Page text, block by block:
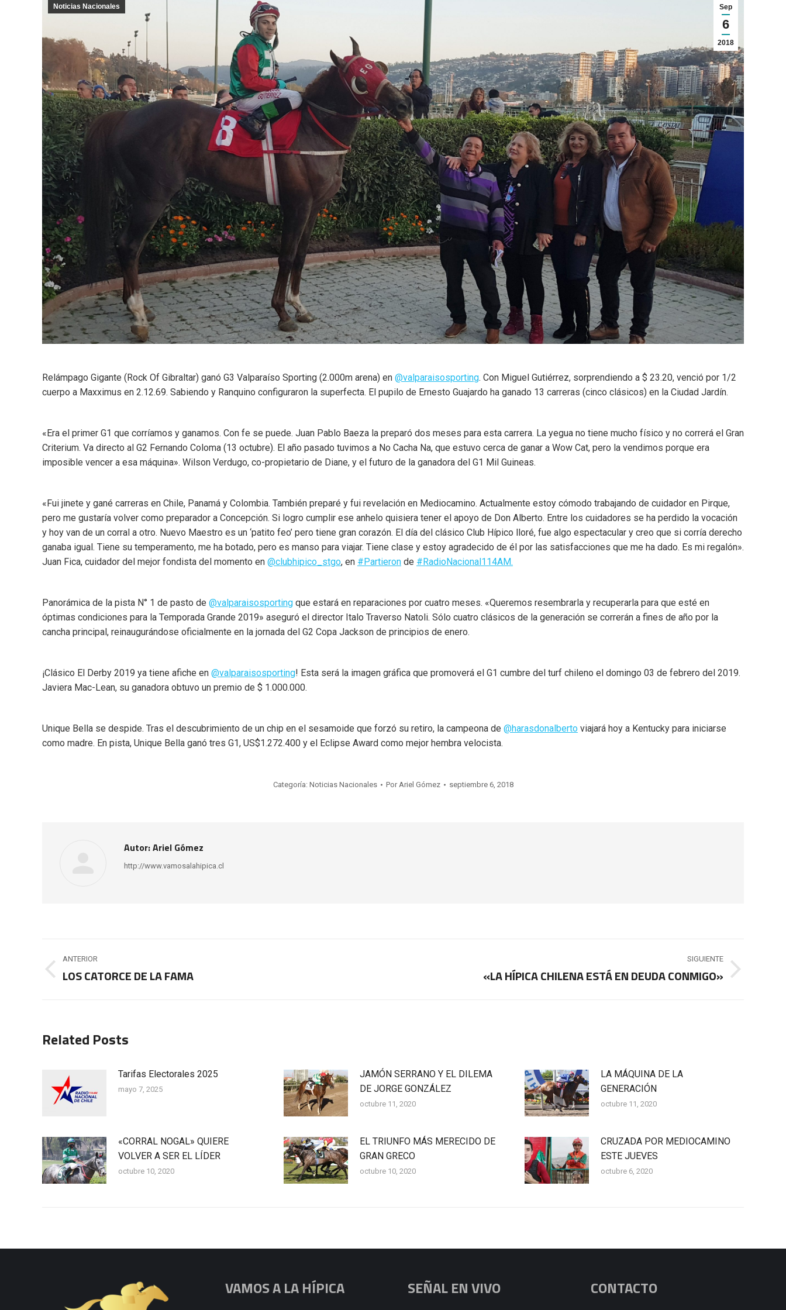
Sep
6
2018
Noticias Nacionales
Relámpago Gigante (Rock Of Gibraltar) ganó G3 Valparaíso Sporting (2.000m arena) en @valparaisosporting. Con Miguel Gutiérrez, sorprendiendo a $ 23.20, venció por 1/2
cuerpo a Maxximus en 2.12.69. Sabiendo y Ranquino configuraron la superfecta. El pupilo de Ernesto Guajardo ha ganado 13 carreras (cinco clásicos) en la Ciudad Jardín.
«Era el primer G1 que corríamos y ganamos. Con fe se puede. Juan Pablo Baeza la preparó dos meses para esta carrera. La yegua no tiene mucho físico y no correrá el Gran
Criterium. Va directo al G2 Fernando Coloma (13 octubre). El año pasado tuvimos a No Cacha Na, que estuvo cerca de ganar a Wow Cat, pero la vendimos porque era
imposible vencer a esa máquina». Wilson Verdugo, co-propietario de Diane, y el futuro de la ganadora del G1 Mil Guineas.
«Fui jinete y gané carreras en Chile, Panamá y Colombia. También preparé y fui revelación en Mediocamino. Actualmente estoy cómodo trabajando de cuidador en Pirque,
pero me gustaría volver como preparador a Concepción. Si logro cumplir ese anhelo quisiera tener el apoyo de Don Alberto. Entre los cuidadores se ha perdido la vocación
y hoy van de un corral a otro. Nuevo Maestro es un ‘patito feo’ pero tiene gran corazón. El día del clásico Club Hípico lloré, fue algo espectacular y creo que si corría derecho
ganaba igual. Tiene su temperamento, me ha botado, pero es manso para viajar. Tiene clase y estoy agradecido de él por las satisfacciones que me ha dado. Es mi regalón».
Juan Fica, cuidador del mejor fondista del momento en @clubhipico_stgo, en #Partieron de #RadioNacional114AM.
Panorámica de la pista N° 1 de pasto de @valparaisosporting que estará en reparaciones por cuatro meses. «Queremos resembrarla y recuperarla para que esté en
óptimas condiciones para la Temporada Grande 2019» aseguró el director Italo Traverso Natoli. Sólo cuatro clásicos de la generación se correrán a fines de año por la
cancha principal, reinaugurándose oficialmente en la jornada del G2 Copa Jackson de principios de enero.
¡Clásico El Derby 2019 ya tiene afiche en @valparaisosporting! Esta será la imagen gráfica que promoverá el G1 cumbre del turf chileno el domingo 03 de febrero del 2019.
Javiera Mac-Lean, su ganadora obtuvo un premio de $ 1.000.000.
Unique Bella se despide. Tras el descubrimiento de un chip en el sesamoide que forzó su retiro, la campeona de @harasdonalberto viajará hoy a Kentucky para iniciarse
como madre. En pista, Unique Bella ganó tres G1, US$1.272.400 y el Eclipse Award como mejor hembra velocista.
Categoría: Noticias Nacionales Por Ariel Gómez septiembre 6, 2018
Autor:Ariel Gómez
http://www.vamosalahipica.cl
Navegación
entre
ANTERIOR
Publicación
LOS CATORCE DE LA FAMA
SIGUIENTE
«LA HÍPICA CHILENA ESTÁ EN DEUDA CONMIGO»
Related Posts
Tarifas Electorales 2025
mayo 7, 2025
JAMÓN SERRANO Y EL DILEMA
DE JORGE GONZÁLEZ
octubre 11, 2020
LA MÁQUINA DE LA
GENERACIÓN
octubre 11, 2020
«CORRAL NOGAL» QUIERE
VOLVER A SER EL LÍDER
octubre 10, 2020
EL TRIUNFO MÁS MERECIDO DE
GRAN GRECO
octubre 10, 2020
CRUZADA POR MEDIOCAMINO
ESTE JUEVES
octubre 6, 2020
VAMOS A LA HÍPICA SEÑAL EN VIVO CONTACTO